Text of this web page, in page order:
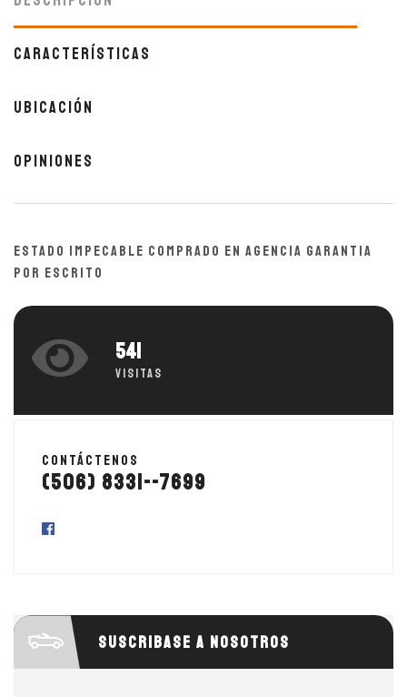
Características
Ubicación
Opiniones
ESTADO IMPECABLE COMPRADO EN AGENCIA GARANTIA
POR ESCRITO
541
Visitas
Contáctenos
(506) 8331--7699
Suscribase a nosotros